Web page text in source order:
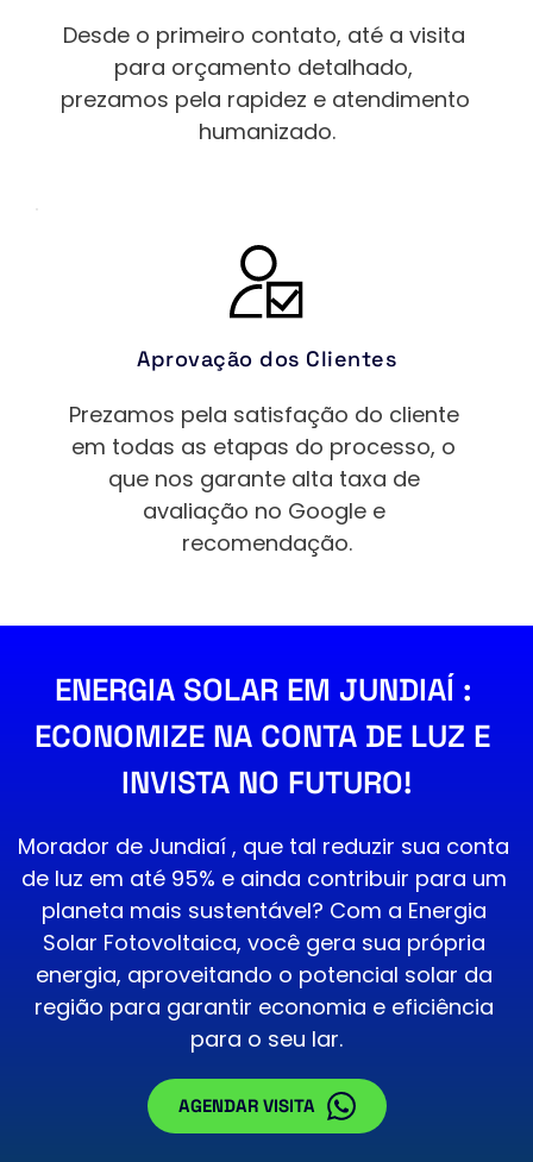
Desde o primeiro contato, até a visita
para orçamento detalhado,
prezamos pela rapidez e atendimento
humanizado.
Aprovação dos Clientes
Prezamos pela satisfação do cliente
em todas as etapas do processo, o
que nos garante alta taxa de
avaliação no Google e
recomendação.
ENERGIA SOLAR EM JUNDIAÍ :
ECONOMIZE NA CONTA DE LUZ E
INVISTA NO FUTURO!
Morador de Jundiaí , que tal reduzir sua conta
de luz em até 95% e ainda contribuir para um
planeta mais sustentável? Com a Energia
Solar Fotovoltaica, você gera sua própria
energia, aproveitando o potencial solar da
região para garantir economia e eficiência
para o seu lar.
AGENDAR VISITA